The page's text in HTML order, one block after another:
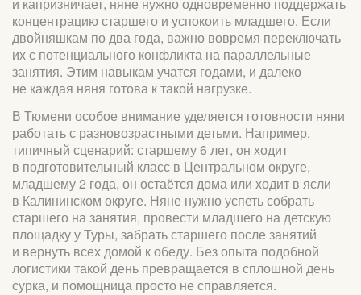
концентрацию старшего и успокоить младшего. Если
двойняшкам по два года, важно вовремя переключать
их с потенциального конфликта на параллельные
занятия. Этим навыкам учатся годами, и далеко
не каждая няня готова к такой нагрузке.
В Тюмени особое внимание уделяется готовности няни
работать с разновозрастными детьми. Например,
типичный сценарий: старшему 6 лет, он ходит
в подготовительный класс в Центральном округе,
младшему 2 года, он остаётся дома или ходит в ясли
в Калининском округе. Няне нужно успеть собрать
старшего на занятия, провести младшего на детскую
площадку у Туры, забрать старшего после занятий
и вернуть всех домой к обеду. Без опыта подобной
логистики такой день превращается в сплошной день
сурка, и помощница просто не справляется.